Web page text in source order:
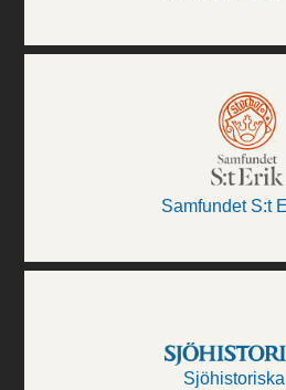
Samfundet S:t
Sjöhistoriska